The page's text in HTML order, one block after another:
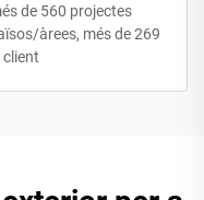
de 560 projectes
àrees, més de 269